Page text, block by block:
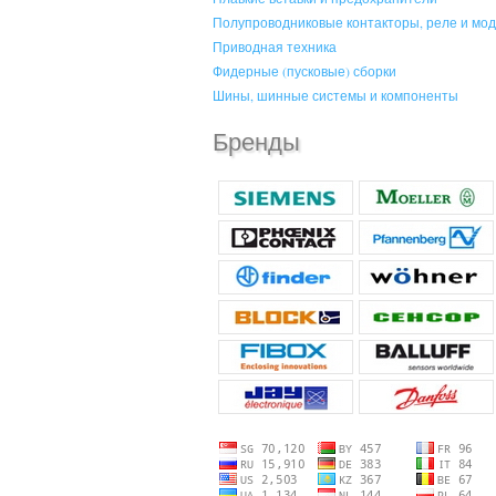
Полупроводниковые контакторы, реле и
Приводная техника
Фидерные (пусковые) сборки
Шины, шинные системы и компоненты
Бренды